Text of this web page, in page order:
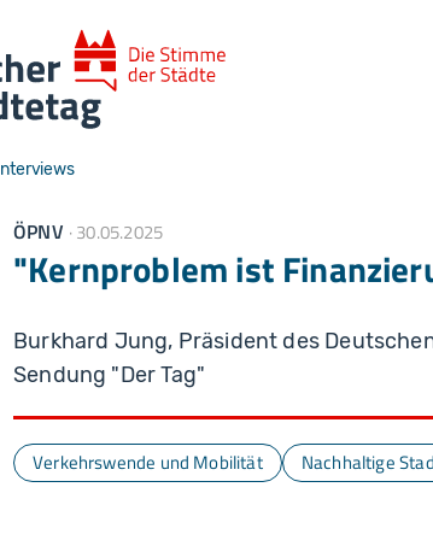
Interviews
ÖPNV 30.05.2025
"Kernproblem ist
Burkhard Jung, Präsident des
Sendung "Der Tag"
Verkehrswende und Mobilität Nachhaltige